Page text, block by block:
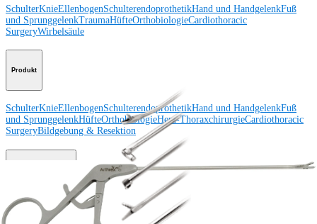
SchulterKnieEllenbogenSchulterendoprothetikHand und HandgelenkFuß
und SprunggelenkTraumaHüfteOrthobiologieCardiothoracic
SurgeryWirbelsäule
Produkt
SchulterKnieEllenbogenSchulterendoprothetikHand und HandgelenkFuß
und SprunggelenkHüfteOrthobiologieHerz-ThoraxchirurgieCardiothoracic
SurgeryBildgebung & Resektion
Medical EducationKursbeschreibungen
Schulungen &
Lehrgänge
ArthroLab™-Standorte
Unser klinisches Personal stellt sich